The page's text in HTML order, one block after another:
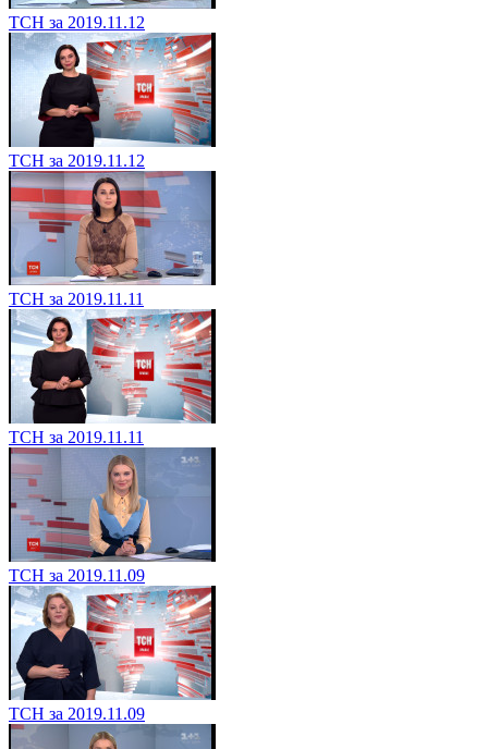
ТСН за 2019.11.12
ТСН за 2019.11.12
ТСН за 2019.11.11
ТСН за 2019.11.11
ТСН за 2019.11.09
ТСН за 2019.11.09